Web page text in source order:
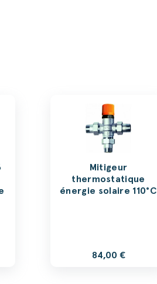
Mitigeur
thermostatique
énergie solaire 110°C
84,00 €